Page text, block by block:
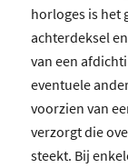
horloges is het
achterdeksel
van een
eventuele
voorzien van
verzorgt die
steekt. Bij